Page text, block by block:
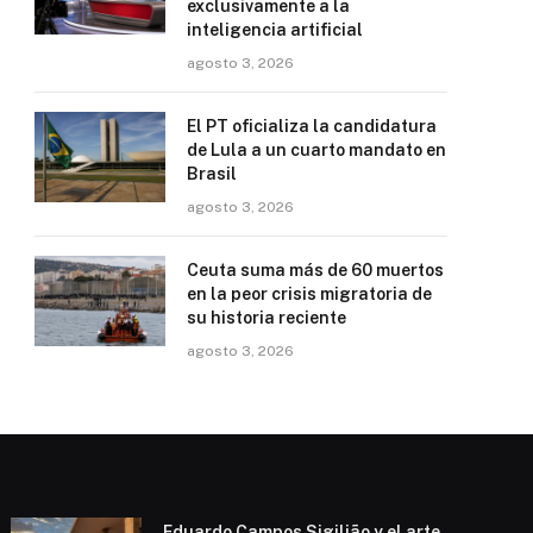
exclusivamente a la
inteligencia artificial
agosto 3, 2026
El PT oficializa la candidatura
de Lula a un cuarto mandato en
Brasil
agosto 3, 2026
Ceuta suma más de 60 muertos
en la peor crisis migratoria de
su historia reciente
agosto 3, 2026